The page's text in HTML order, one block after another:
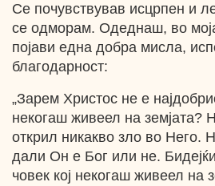
Се почувствував исцрпен и
се одморам. Одеднаш, во
појави една добра мисла,
благодарност:
„Зарем Христос не е
некогаш живеел на земјата?
открил никакво зло во Него.
дали Он е Бог или не.
човек кој некогаш живеел на